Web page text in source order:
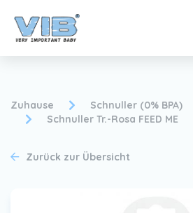
VIB®-Händler werden
Zuhause
Schnuller (0% BPA)
Schnuller Tr.-Rosa FEED ME
Zurück zur Übersicht